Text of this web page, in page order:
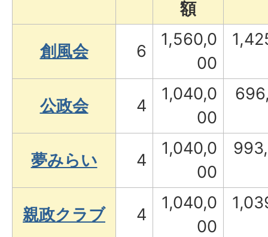
額
創風会 6
1,560,0
00
公政会 4
1,040,0
00
夢みらい 4
1,040,0
00
親政クラブ 4
1,040,0
00